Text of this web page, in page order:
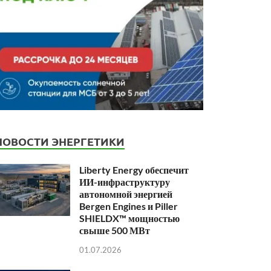
ЭНЕРГЕТИКИ
Liberty Energy обеспечит
ИИ-инфраструктуру
автономной энергией
Bergen Engines и Piller
SHIELDX™ мощностью
свыше 500 МВт
01.07.2026